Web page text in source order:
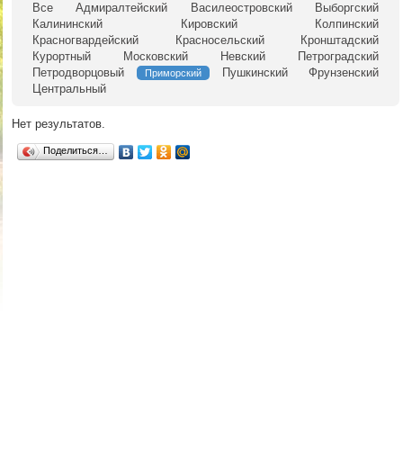
Все Адмиралтейский Василеостровский
Выборгский
Калининский
Кировский
Колпинский
Красногвардейский
Красносельский
Кронштадский
Курортный
Московский Невский
Петроградский
Петродворцовый
Приморский Пушкинский
Фрунзенский
Центральный
Нет результатов.
Поделиться…